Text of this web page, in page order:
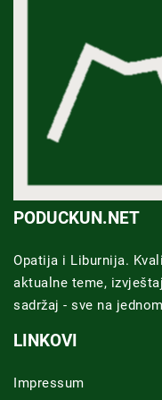
PODUCKUN.NET
Opatija i Liburnija.
aktualne teme,
sadržaj - sve na
LINKOVI
Impressum